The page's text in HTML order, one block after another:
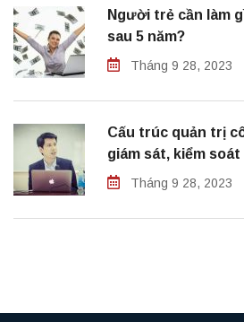
Người trẻ cần làm
sau 5 năm?
Tháng 9 28, 2023
Cấu trúc quản trị
giám sát, kiểm
Tháng 9 28, 2023